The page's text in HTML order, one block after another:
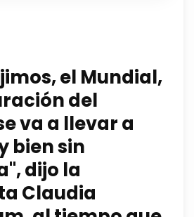
el Mundial,
del
va a llevar a
bien sin
dijo la
Claudia